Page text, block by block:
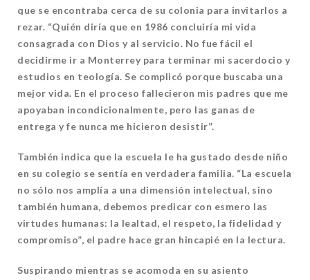
que se encontraba cerca de su colonia para invitarlos a
rezar. “Quién diría que en 1986 concluiría mi vida
consagrada con Dios y al servicio. No fue fácil el
decidirme ir a Monterrey para terminar mi sacerdocio y
estudios en teología. Se complicó porque buscaba una
mejor vida. En el proceso fallecieron mis padres que me
apoyaban incondicionalmente, pero las ganas de
entrega y fe nunca me hicieron desistir”.
También indica que la escuela le ha gustado desde niño
en su colegio se sentía en verdadera familia. “La escuela
no sólo nos amplía a una dimensión intelectual, sino
también humana, debemos predicar con esmero las
virtudes humanas: la lealtad, el respeto, la fidelidad y
compromiso”, el padre hace gran hincapié en la lectura.
Suspirando mientras se acomoda en su asiento